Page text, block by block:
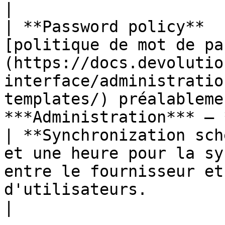
| **Password
[politique de mot de
(https://
interface/
templates/)
***Administration***
| **Synchronization
et une heure pour la
entre le fournisseur
d'utilisateurs.